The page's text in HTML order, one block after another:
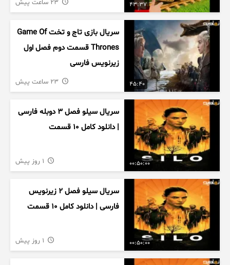
43:37
45:40
سریال بازی تاج و تخت Game Of
Thrones قسمت دوم فصل اول
زیرنویس فارسی
00:50:00
سریال سیلو فصل ۳ دوبله فارسی
| دانلود کامل ۱۰ قسمت
00:50:00
سریال سیلو فصل ۲ زیرنویس
فارسی | دانلود کامل ۱۰ قسمت